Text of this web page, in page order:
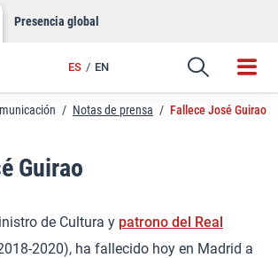
Presencia global
ES EN
Enlace
/ Notas de prensa / Fallece José Guirao
Guirao
de Cultura y patrono del Real
2020), ha fallecido hoy en Madrid a